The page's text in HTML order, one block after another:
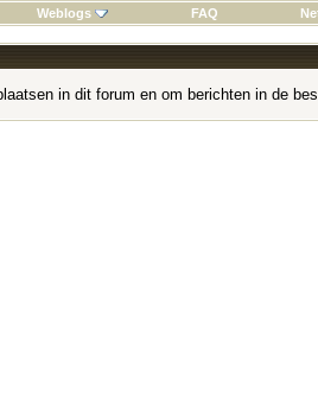
Weblogs FAQ
in dit forum en om berichten in de